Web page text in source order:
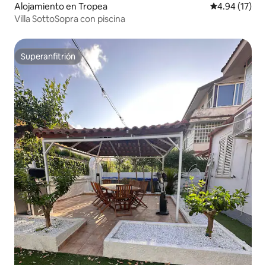
Alojamiento en Tropea Calificación
4.94 (17)
Villa SottoSopra con piscina
Superanfitrión
Superanfitrión